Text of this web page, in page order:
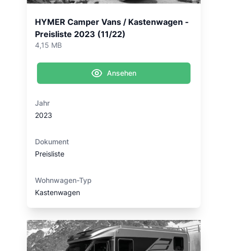
HYMER Camper Vans / Kastenwagen -
Preisliste 2023 (11/22)
4,15 MB
Ansehen
Jahr
2023
Dokument
Preisliste
Wohnwagen-Typ
Kastenwagen